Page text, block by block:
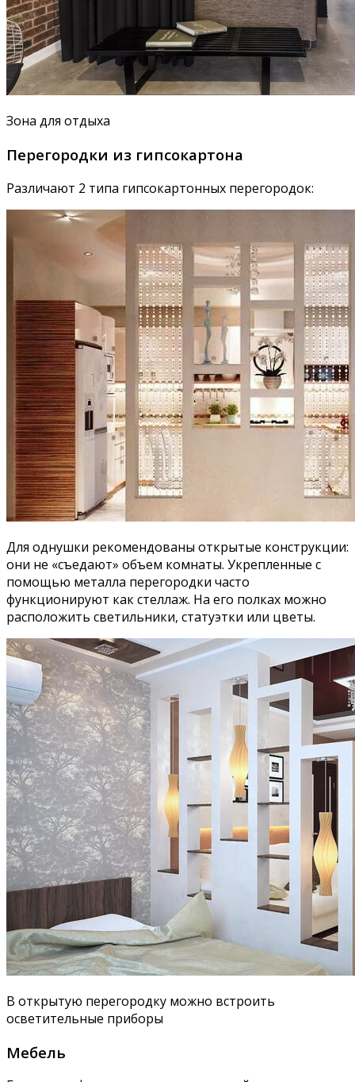
Зона для отдыха
Перегородки из гипсокартона
Различают 2 типа гипсокартонных перегородок:
Для однушки рекомендованы открытые конструкции:
они не «съедают» объем комнаты. Укрепленные с
помощью металла перегородки часто
функционируют как стеллаж. На его полках можно
расположить светильники, статуэтки или цветы.
В открытую перегородку можно встроить
осветительные приборы
Мебель